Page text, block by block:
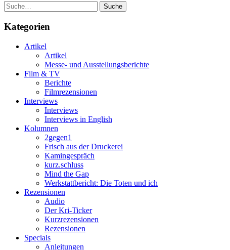
Suche
Kategorien
Artikel
Artikel
Messe- und Ausstellungsberichte
Film & TV
Berichte
Filmrezensionen
Interviews
Interviews
Interviews in English
Kolumnen
2gegen1
Frisch aus der Druckerei
Kamingespräch
kurz.schluss
Mind the Gap
Werkstattbericht: Die Toten und ich
Rezensionen
Audio
Der Kri-Ticker
Kurzrezensionen
Rezensionen
Specials
Anleitungen